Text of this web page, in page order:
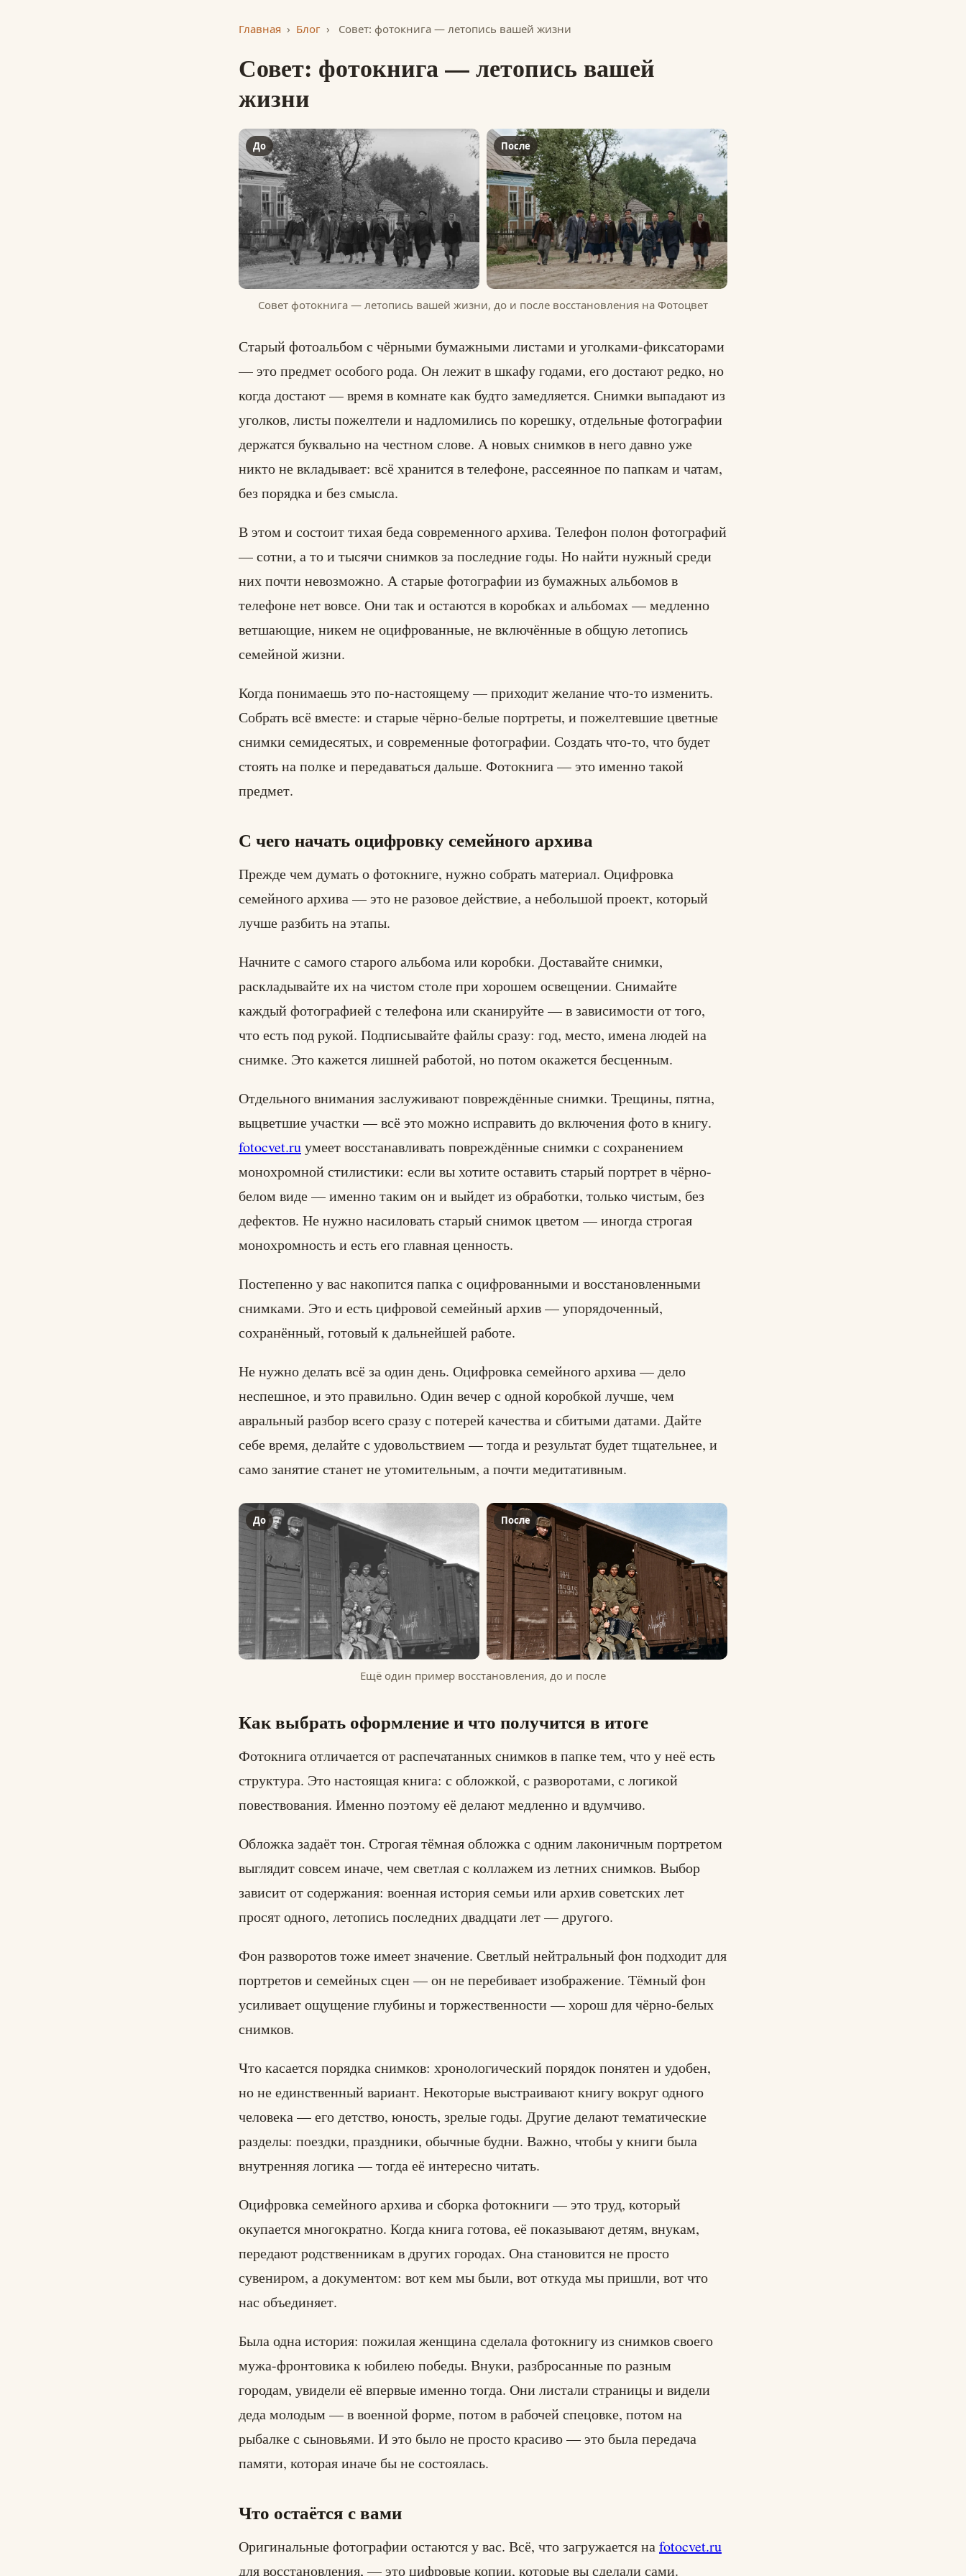
Главная › Блог › Совет: фотокнига — летопись вашей жизни
Совет: фотокнига — летопись вашей
жизни
До После
Совет фотокнига — летопись вашей жизни, до и после восстановления на Фотоцвет
Старый фотоальбом с чёрными бумажными листами и уголками-фиксаторами
— это предмет особого рода. Он лежит в шкафу годами, его достают редко, но
когда достают — время в комнате как будто замедляется. Снимки выпадают из
уголков, листы пожелтели и надломились по корешку, отдельные фотографии
держатся буквально на честном слове. А новых снимков в него давно уже
никто не вкладывает: всё хранится в телефоне, рассеянное по папкам и чатам,
без порядка и без смысла.
В этом и состоит тихая беда современного архива. Телефон полон фотографий
— сотни, а то и тысячи снимков за последние годы. Но найти нужный среди
них почти невозможно. А старые фотографии из бумажных альбомов в
телефоне нет вовсе. Они так и остаются в коробках и альбомах — медленно
ветшающие, никем не оцифрованные, не включённые в общую летопись
семейной жизни.
Когда понимаешь это по-настоящему — приходит желание что-то изменить.
Собрать всё вместе: и старые чёрно-белые портреты, и пожелтевшие цветные
снимки семидесятых, и современные фотографии. Создать что-то, что будет
стоять на полке и передаваться дальше. Фотокнига — это именно такой
предмет.
С чего начать оцифровку семейного архива
Прежде чем думать о фотокниге, нужно собрать материал. Оцифровка
семейного архива — это не разовое действие, а небольшой проект, который
лучше разбить на этапы.
Начните с самого старого альбома или коробки. Доставайте снимки,
раскладывайте их на чистом столе при хорошем освещении. Снимайте
каждый фотографией с телефона или сканируйте — в зависимости от того,
что есть под рукой. Подписывайте файлы сразу: год, место, имена людей на
снимке. Это кажется лишней работой, но потом окажется бесценным.
Отдельного внимания заслуживают повреждённые снимки. Трещины, пятна,
выцветшие участки — всё это можно исправить до включения фото в книгу.
fotocvet.ruумеет восстанавливать повреждённые снимки с сохранением
монохромной стилистики: если вы хотите оставить старый портрет в чёрно-
белом виде — именно таким он и выйдет из обработки, только чистым, без
дефектов. Не нужно насиловать старый снимок цветом — иногда строгая
монохромность и есть его главная ценность.
Постепенно у вас накопится папка с оцифрованными и восстановленными
снимками. Это и есть цифровой семейный архив — упорядоченный,
сохранённый, готовый к дальнейшей работе.
Не нужно делать всё за один день. Оцифровка семейного архива — дело
неспешное, и это правильно. Один вечер с одной коробкой лучше, чем
авральный разбор всего сразу с потерей качества и сбитыми датами. Дайте
себе время, делайте с удовольствием — тогда и результат будет тщательнее, и
само занятие станет не утомительным, а почти медитативным.
До После
Ещё один пример восстановления, до и после
Как выбрать оформление и что получится в итоге
Фотокнига отличается от распечатанных снимков в папке тем, что у неё есть
структура. Это настоящая книга: с обложкой, с разворотами, с логикой
повествования. Именно поэтому её делают медленно и вдумчиво.
Обложка задаёт тон. Строгая тёмная обложка с одним лаконичным портретом
выглядит совсем иначе, чем светлая с коллажем из летних снимков. Выбор
зависит от содержания: военная история семьи или архив советских лет
просят одного, летопись последних двадцати лет — другого.
Фон разворотов тоже имеет значение. Светлый нейтральный фон подходит для
портретов и семейных сцен — он не перебивает изображение. Тёмный фон
усиливает ощущение глубины и торжественности — хорош для чёрно-белых
снимков.
Что касается порядка снимков: хронологический порядок понятен и удобен,
но не единственный вариант. Некоторые выстраивают книгу вокруг одного
человека — его детство, юность, зрелые годы. Другие делают тематические
разделы: поездки, праздники, обычные будни. Важно, чтобы у книги была
внутренняя логика — тогда её интересно читать.
Оцифровка семейного архива и сборка фотокниги — это труд, который
окупается многократно. Когда книга готова, её показывают детям, внукам,
передают родственникам в других городах. Она становится не просто
сувениром, а документом: вот кем мы были, вот откуда мы пришли, вот что
нас объединяет.
Была одна история: пожилая женщина сделала фотокнигу из снимков своего
мужа-фронтовика к юбилею победы. Внуки, разбросанные по разным
городам, увидели её впервые именно тогда. Они листали страницы и видели
деда молодым — в военной форме, потом в рабочей спецовке, потом на
рыбалке с сыновьями. И это было не просто красиво — это была передача
памяти, которая иначе бы не состоялась.
Что остаётся с вами
Оригинальные фотографии остаются у вас. Всё, что загружается наfotocvet.ru
для восстановления, — это цифровые копии, которые вы сделали сами.